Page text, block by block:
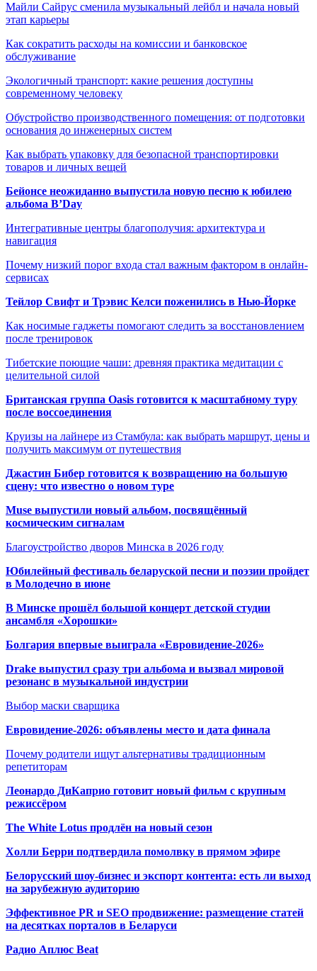
Майли Сайрус сменила музыкальный лейбл и начала новый
этап карьеры
Как сократить расходы на комиссии и банковское
обслуживание
Экологичный транспорт: какие решения доступны
современному человеку
Обустройство производственного помещения: от подготовки
основания до инженерных систем
Как выбрать упаковку для безопасной транспортировки
товаров и личных вещей
Бейонсе неожиданно выпустила новую песню к юбилею
альбома B’Day
Интегративные центры благополучия: архитектура и
навигация
Почему низкий порог входа стал важным фактором в онлайн-
сервисах
Тейлор Свифт и Трэвис Келси поженились в Нью-Йорке
Как носимые гаджеты помогают следить за восстановлением
после тренировок
Тибетские поющие чаши: древняя практика медитации с
целительной силой
Британская группа Oasis готовится к масштабному туру
после воссоединения
Круизы на лайнере из Стамбула: как выбрать маршрут, цены и
получить максимум от путешествия
Джастин Бибер готовится к возвращению на большую
сцену: что известно о новом туре
Muse выпустили новый альбом, посвящённый
космическим сигналам
Благоустройство дворов Минска в 2026 году
Юбилейный фестиваль беларуской песни и поэзии пройдет
в Молодечно в июне
В Минске прошёл большой концерт детской студии
ансамбля «Хорошки»
Болгария впервые выиграла «Евровидение-2026»
Drake выпустил сразу три альбома и вызвал мировой
резонанс в музыкальной индустрии
Выбор маски сварщика
Евровидение-2026: объявлены место и дата финала
Почему родители ищут альтернативы традиционным
репетиторам
Леонардо ДиКаприо готовит новый фильм с крупным
режиссёром
The White Lotus продлён на новый сезон
Холли Берри подтвердила помолвку в прямом эфире
Белорусский шоу-бизнес и экспорт контента: есть ли выход
на зарубежную аудиторию
Эффективное PR и SEO продвижение: размещение статей
на десятках порталов в Беларуси
Радио Аплюс Beat